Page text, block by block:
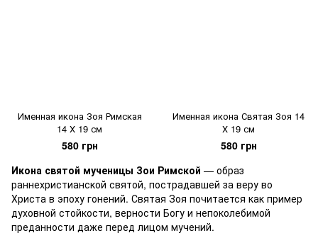
Именная икона Зоя Римская
14 Х 19 см
580 грн
Именная икона Святая Зоя 14
Х 19 см
580 грн
Икона святой мученицы Зои Римской — образ
раннехристианской святой, пострадавшей за веру во
Христа в эпоху гонений. Святая Зоя почитается как пример
духовной стойкости, верности Богу и непоколебимой
преданности даже перед лицом мучений.